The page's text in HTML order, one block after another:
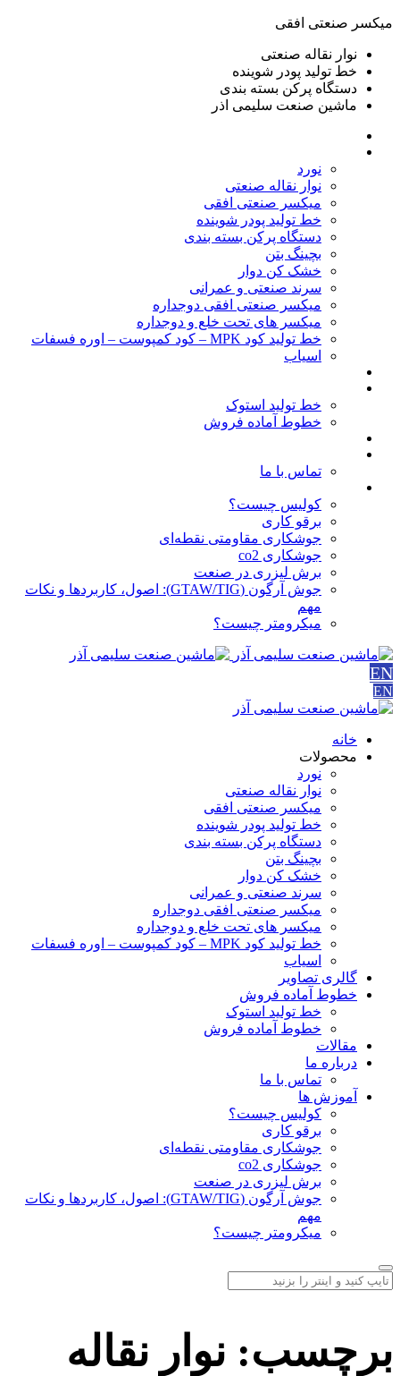
ميكسر صنعتی افقی
نوار نقاله صنعتی
خط تولید پودر شوينده
دستگاه پرکن بسته بندی
ماشين صنعت سليمی اذر
نورد
نوار نقاله صنعتی
ميكسر صنعتی افقی
خط تولید پودر شوينده
دستگاه پرکن بسته بندی
بچينگ بتن
خشک کن دوار
سرند صنعتی و عمرانی
میکسر صنعتی افقی دوجداره
میکسر های تحت خلع و دوجداره
خط تولید کود MPK – کود کمپوست – اوره فسفات
اسیاب
خط تولید استوک
خطوط آماده فروش
تماس با ما
کولیس چیست؟
برقو کاری
جوشکاری مقاومتی نقطه‌ای
جوشکاری co2
برش لیزری در صنعت
جوش آرگون (GTAW/TIG): اصول، کاربردها و نکات
مهم
میکرومتر چیست؟
EN
EN
خانه
محصولات
نورد
نوار نقاله صنعتی
ميكسر صنعتی افقی
خط تولید پودر شوينده
دستگاه پرکن بسته بندی
بچينگ بتن
خشک کن دوار
سرند صنعتی و عمرانی
میکسر صنعتی افقی دوجداره
میکسر های تحت خلع و دوجداره
خط تولید کود MPK – کود کمپوست – اوره فسفات
اسیاب
گالری تصاویر
خطوط آماده فروش
خط تولید استوک
خطوط آماده فروش
مقالات
درباره ما
تماس با ما
آموزش ها
کولیس چیست؟
برقو کاری
جوشکاری مقاومتی نقطه‌ای
جوشکاری co2
برش لیزری در صنعت
جوش آرگون (GTAW/TIG): اصول، کاربردها و نکات
مهم
میکرومتر چیست؟
برچسب: نوار نقاله